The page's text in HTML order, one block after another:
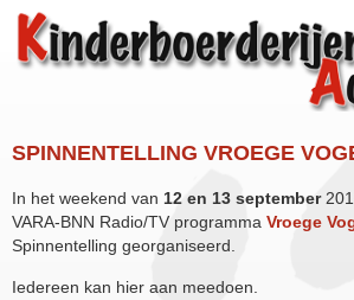
SPINNENTELLING VROEGE
In het weekend van 12 en 13 september
VARA-BNN Radio/TV programma Vroege
Spinnentelling georganiseerd.
Iedereen kan hier aan meedoen.